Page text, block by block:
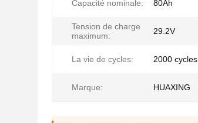
Capacité nominale: 80Ah
Tension de charge
maximum:
29.2V
La vie de cycles: 2000 cycles
Marque: HUAXING